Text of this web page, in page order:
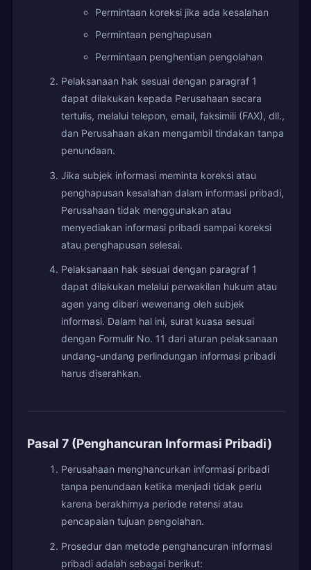
Permintaan koreksi jika ada kesalahan
Permintaan penghapusan
Permintaan penghentian pengolahan
Pelaksanaan hak sesuai dengan paragraf 1
dapat dilakukan kepada Perusahaan secara
tertulis, melalui telepon, email, faksimili (FAX), dll.,
dan Perusahaan akan mengambil tindakan tanpa
penundaan.
Jika subjek informasi meminta koreksi atau
penghapusan kesalahan dalam informasi pribadi,
Perusahaan tidak menggunakan atau
menyediakan informasi pribadi sampai koreksi
atau penghapusan selesai.
Pelaksanaan hak sesuai dengan paragraf 1
dapat dilakukan melalui perwakilan hukum atau
agen yang diberi wewenang oleh subjek
informasi. Dalam hal ini, surat kuasa sesuai
dengan Formulir No. 11 dari aturan pelaksanaan
undang-undang perlindungan informasi pribadi
harus diserahkan.
Pasal 7 (Penghancuran Informasi Pribadi)
Perusahaan menghancurkan informasi pribadi
tanpa penundaan ketika menjadi tidak perlu
karena berakhirnya periode retensi atau
pencapaian tujuan pengolahan.
Prosedur dan metode penghancuran informasi
pribadi adalah sebagai berikut: